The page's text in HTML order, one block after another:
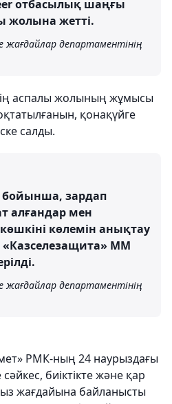
отбасылық шаңғы
жолына жетті.
департаментінің
аспалы жолының жұмысы
қонақүйге
салды.
бойынша, зардап
алғандар мен
көлемін анықтау
ММ
департаментінің
РМК-ның 24 наурыздағы
биіктікте және қар
жағдайына байланысты